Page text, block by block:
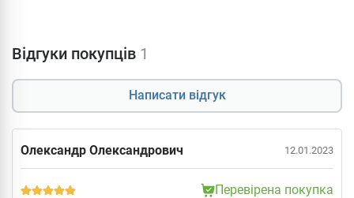
Відгуки покупців 1
Написати відгук
Олександр Олександрович 12.01.2023
Перевірена покупка